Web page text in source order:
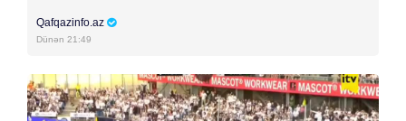
Qafqazinfo.az
Dünən 21:49